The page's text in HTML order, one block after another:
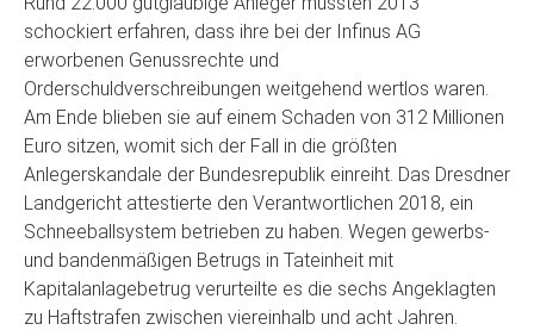
schockiert erfahren, dass ihre bei der Infinus AG
erworbenen Genussrechte und
Orderschuldverschreibungen weitgehend wertlos waren.
Am Ende blieben sie auf einem Schaden von 312 Millionen
Euro sitzen, womit sich der Fall in die größten
Anlegerskandale der Bundesrepublik einreiht. Das Dresdner
Landgericht attestierte den Verantwortlichen 2018, ein
Schneeballsystem betrieben zu haben. Wegen gewerbs-
und bandenmäßigen Betrugs in Tateinheit mit
Kapitalanlagebetrug verurteilte es die sechs Angeklagten
zu Haftstrafen zwischen viereinhalb und acht Jahren.